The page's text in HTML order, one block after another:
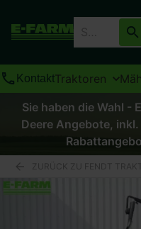
KontaktTraktoren
Sie haben die Wahl -
Deere Angebote,
ZURÜCK ZU FENDT